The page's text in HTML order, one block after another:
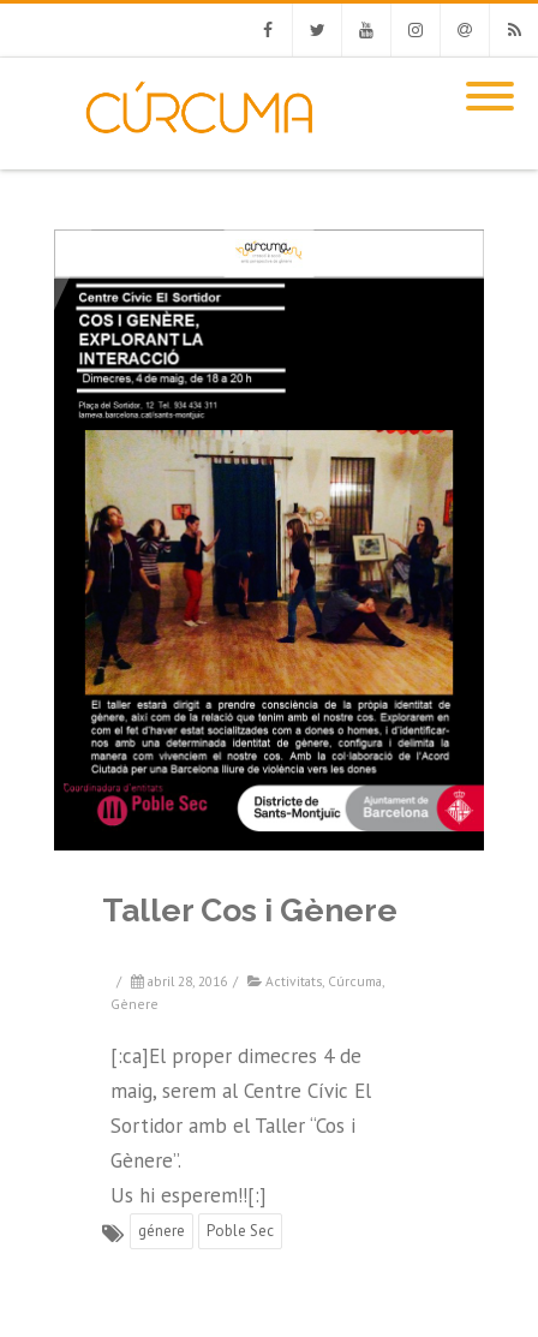
Email RSS
Taller Cos i Gènere
/ abril 28, 2016 / Activitats Cúrcuma
Gènere
[:ca]El proper dimecres 4 de
maig, serem al Centre Cívic El
Sortidor amb el Taller “Cos i
Gènere”.
Us hi esperem!![:]
génere Poble Sec